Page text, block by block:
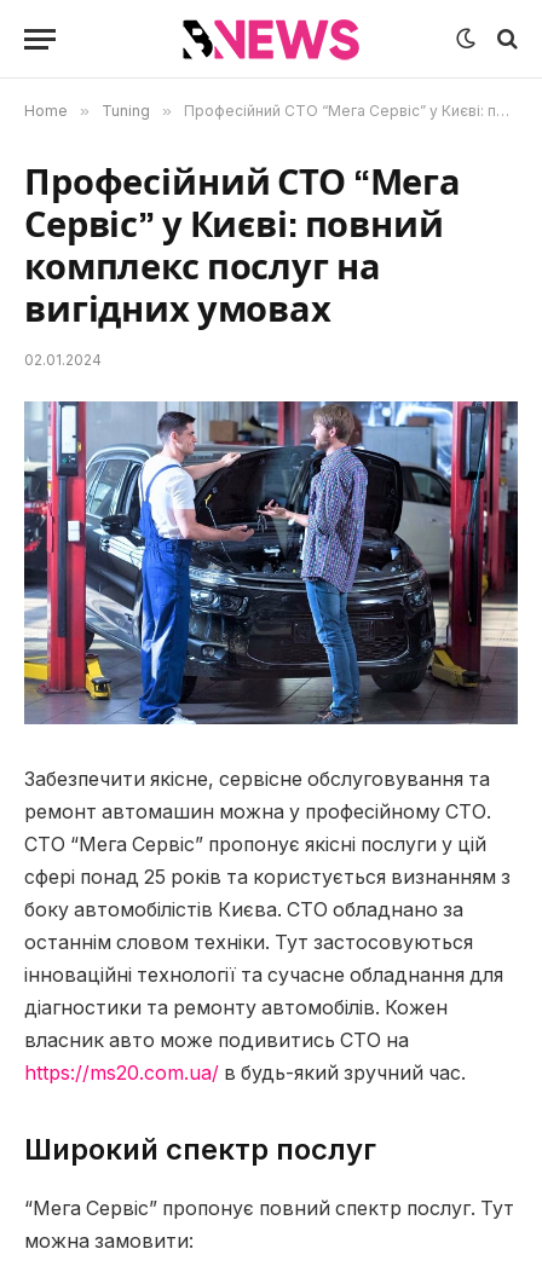
Home » Tuning » Професійний СТО “Мега Сервіс” у Києві: повний комплекс послуг на вигідних умовах
Професійний СТО “Мега
Сервіс” у Києві: повний
комплекс послуг на
вигідних умовах
02.01.2024
Забезпечити якісне, сервісне обслуговування та
ремонт автомашин можна у професійному СТО.
СТО “Мега Сервіс” пропонує якісні послуги у цій
сфері понад 25 років та користується визнанням з
боку автомобілістів Києва. СТО обладнано за
останнім словом техніки. Тут застосовуються
інноваційні технології та сучасне обладнання для
діагностики та ремонту автомобілів. Кожен
власник авто може подивитись СТО на
https://ms20.com.ua/ в будь-який зручний час.
Широкий спектр послуг
“Мега Сервіс” пропонує повний спектр послуг. Тут
можна замовити: